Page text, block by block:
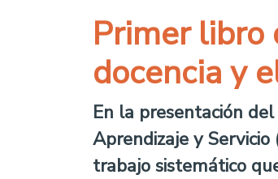
Primer libro
docencia y
En la presentación
Aprendizaje y Servicio
trabajo sistemático